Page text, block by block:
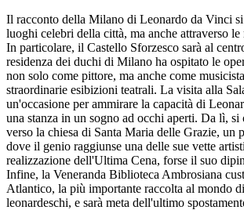
Il racconto della Milano di Leonardo da Vinci si
luoghi celebri della città, ma anche attraverso le
In particolare, il Castello Sforzesco sarà al
residenza dei duchi di Milano ha ospitato le
non solo come pittore, ma anche come
straordinarie esibizioni teatrali. La visita alla
un'occasione per ammirare la capacità di
una stanza in un sogno ad occhi aperti. Da lì,
verso la chiesa di Santa Maria delle Grazie, un
dove il genio raggiunse una delle sue vette
realizzazione dell'Ultima Cena, forse il suo
Infine, la Veneranda Biblioteca Ambrosiana
Atlantico, la più importante raccolta al mondo
leonardeschi, e sarà meta dell'ultimo